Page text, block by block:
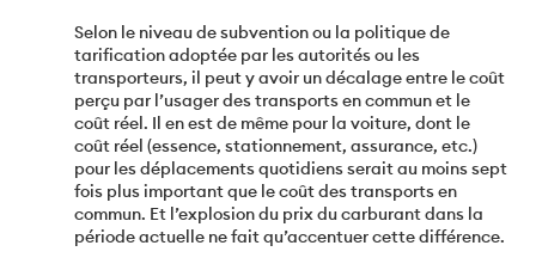
Selon le niveau de subvention ou la politique de
tarification adoptée par les autorités ou les
transporteurs, il peut y avoir un décalage entre le coût
perçu par l’usager des transports en commun et le
coût réel. Il en est de même pour la voiture, dont le
coût réel (essence, stationnement, assurance, etc.)
pour les déplacements quotidiens serait au moins sept
fois plus important que le coût des transports en
commun. Et l’explosion du prix du carburant dans la
période actuelle ne fait qu’accentuer cette différence.